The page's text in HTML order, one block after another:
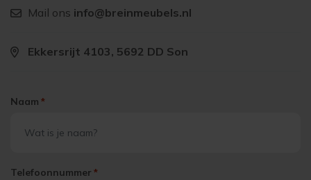
Mail ons info@breinmeubels.nl
Ekkersrijt 4103, 5692 DD Son
Naam *
Telefoonnummer *